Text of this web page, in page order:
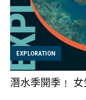
EXPLORATION
潛水季開季﹗ 女